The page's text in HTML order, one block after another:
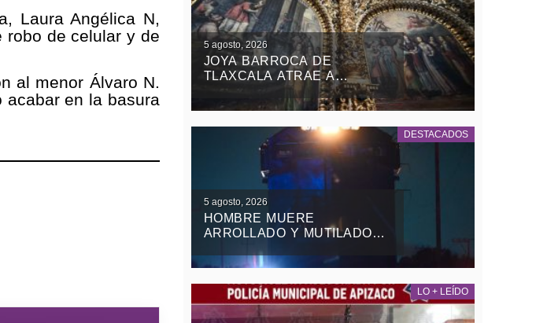
Laura Angélica N,
robo de celular y de
al menor Álvaro N.
acabar en la basura
5 agosto, 2026
JOYA BARROCA DE
TLAXCALA ATRAE A
TURISTAS NACIONALES Y
EXTRANJEROS
DESTACADOS
5 agosto, 2026
HOMBRE MUERE
ARROLLADO Y MUTILADO
TREN EN TEOLOCHOLCO
LO + LEÍDO